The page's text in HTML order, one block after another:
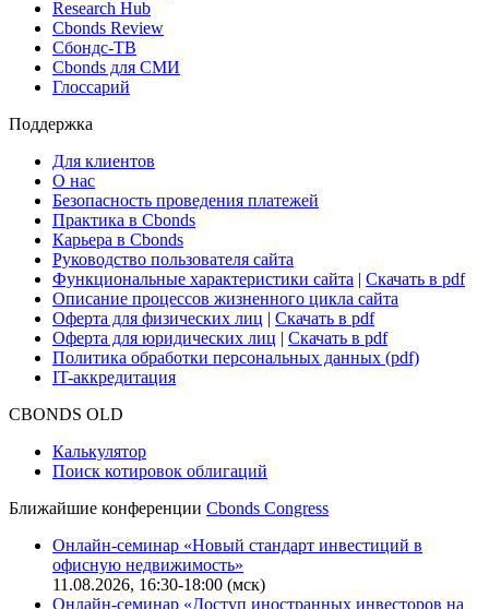
Новости и Аналитика
Новости рынка
Research Hub
Cbonds Review
Сбондс-ТВ
Глоссарий
Поддержка
Для клиентов
О нас
Безопасность проведения платежей
Практика в Cbonds
Карьера в Cbonds
Руководство пользователя сайта
Функциональные характеристики сайта|Скачать в pdf
Описание процессов жизненного цикла сайта
Оферта для физических лиц
Оферта для юридических лиц
IT-аккредитация
Поиск котировок облигаций
Ближайшие конференцииCbonds Congress